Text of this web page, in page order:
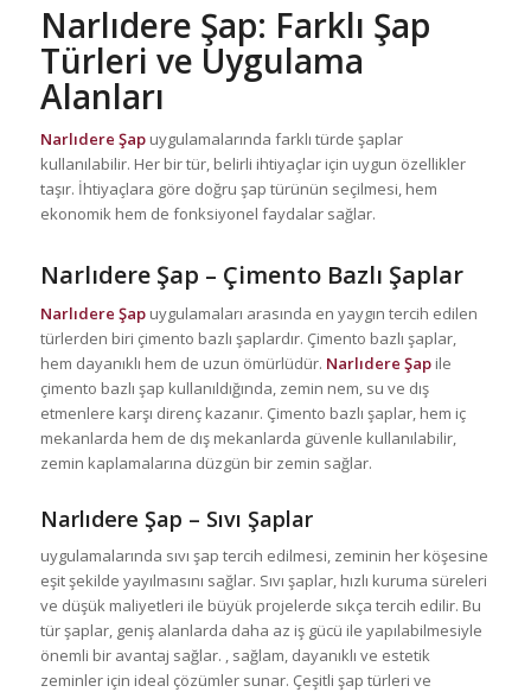
Narlıdere Şap: Farklı Şap
Türleri ve Uygulama
Alanları
Narlıdere Şapuygulamalarında farklı türde şaplar
kullanılabilir. Her bir tür, belirli ihtiyaçlar için uygun özellikler
taşır. İhtiyaçlara göre doğru şap türünün seçilmesi, hem
ekonomik hem de fonksiyonel faydalar sağlar.
Narlıdere Şap – Çimento Bazlı Şaplar
Narlıdere Şapuygulamaları arasında en yaygın tercih edilen
türlerden biri çimento bazlı şaplardır. Çimento bazlı şaplar,
hem dayanıklı hem de uzun ömürlüdür. Narlıdere Şapile
çimento bazlı şap kullanıldığında, zemin nem, su ve dış
etmenlere karşı direnç kazanır. Çimento bazlı şaplar, hem iç
mekanlarda hem de dış mekanlarda güvenle kullanılabilir,
zemin kaplamalarına düzgün bir zemin sağlar.
Narlıdere Şap – Sıvı Şaplar
uygulamalarında sıvı şap tercih edilmesi, zeminin her köşesine
eşit şekilde yayılmasını sağlar. Sıvı şaplar, hızlı kuruma süreleri
ve düşük maliyetleri ile büyük projelerde sıkça tercih edilir. Bu
tür şaplar, geniş alanlarda daha az iş gücü ile yapılabilmesiyle
önemli bir avantaj sağlar. , sağlam, dayanıklı ve estetik
zeminler için ideal çözümler sunar. Çeşitli şap türleri ve